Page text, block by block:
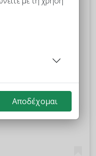
στο Instagram.
Αποδέχομαι